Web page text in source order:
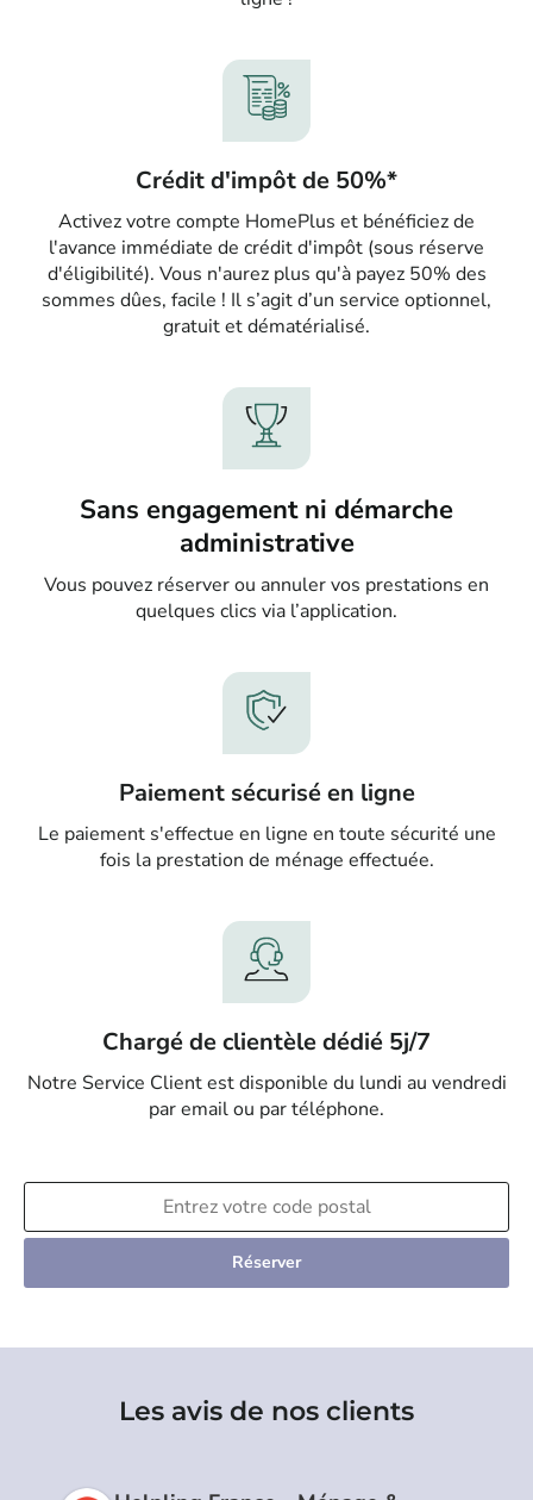
Crédit d'impôt de 50%*
Activez votre compte HomePlus et bénéficiez de
l'avance immédiate de crédit d'impôt (sous réserve
d'éligibilité). Vous n'aurez plus qu'à payez 50% des
sommes dûes, facile ! Il s’agit d’un service optionnel,
gratuit et dématérialisé.
Sans engagement ni démarche
administrative
Vous pouvez réserver ou annuler vos prestations en
quelques clics via l’application.
Paiement sécurisé en ligne
Le paiement s'effectue en ligne en toute sécurité une
fois la prestation de ménage effectuée.
Chargé de clientèle dédié 5j/7
Notre Service Client est disponible du lundi au vendredi
par email ou par téléphone.
Réserver
Les avis de nos clients